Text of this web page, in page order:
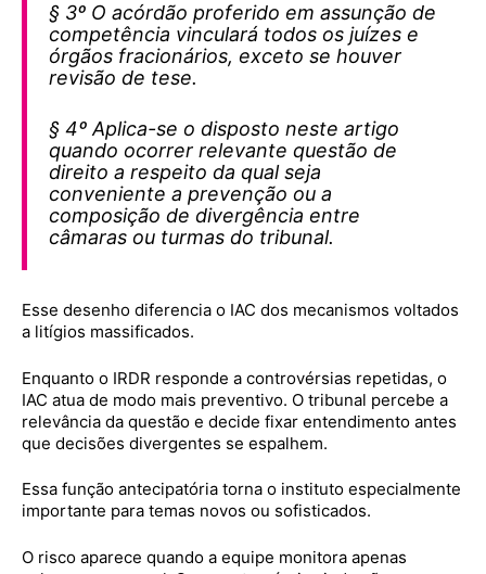
§ 3º O acórdão proferido em assunção de
competência vinculará todos os juízes e
órgãos fracionários, exceto se houver
revisão de tese.
§ 4º Aplica-se o disposto neste artigo
quando ocorrer relevante questão de
direito a respeito da qual seja
conveniente a prevenção ou a
composição de divergência entre
câmaras ou turmas do tribunal.
Esse desenho diferencia o IAC dos mecanismos voltados
a litígios massificados.
Enquanto o IRDR responde a controvérsias repetidas, o
IAC atua de modo mais preventivo. O tribunal percebe a
relevância da questão e decide fixar entendimento antes
que decisões divergentes se espalhem.
Essa função antecipatória torna o instituto especialmente
importante para temas novos ou sofisticados.
O risco aparece quando a equipe monitora apenas